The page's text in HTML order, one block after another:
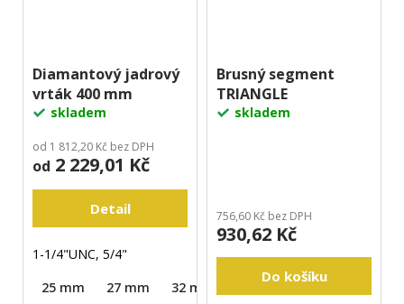
Diamantový jadrový
vrták 400 mm
skladem
od 1 812,20 Kč bez DPH
od 2 229,01 Kč
Detail
1-1/4"UNC, 5/4"
25 mm
27 mm 32 mm 40 mm 52 mm
Brusný segment
TRIANGLE
skladem
756,60 Kč bez DPH
930,62 Kč
Do košíku